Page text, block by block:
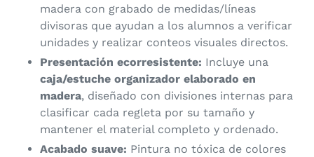
madera con grabado de medidas/líneas
divisoras que ayudan a los alumnos a verificar
unidades y realizar conteos visuales directos.
Presentación ecorresistente: Incluye una
caja/estuche organizador elaborado en
madera, diseñado con divisiones internas para
clasificar cada regleta por su tamaño y
mantener el material completo y ordenado.
Acabado suave: Pintura no tóxica de colores